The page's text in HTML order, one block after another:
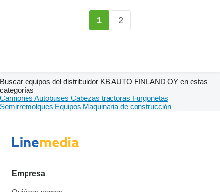
1 2
Buscar equipos del distribuidor KB AUTO FINLAND OY en estas
categorías
Camiones Autobuses Cabezas tractoras Furgonetas
Semirremolques Equipos Maquinaria de construcción
Empresa